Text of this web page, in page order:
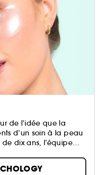
de l’idée que la
d’un soin à la peau
dix ans, l’équipe
des
domaine médical...